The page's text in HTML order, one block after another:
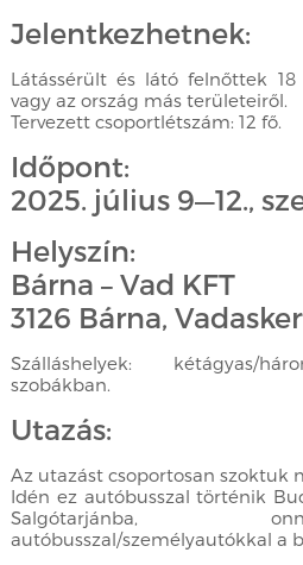
Jelentkezhetnek:
Látássérült és látó felnőttek
vagy az ország más területeiről.
Tervezett csoportlétszám: 12 fő.
Időpont:
2025. július 9—12.,
Helyszín:
Bárna – Vad KFT
3126 Bárna,
Szálláshelyek: kétágyas/
szobákban.
Utazás:
Az utazást csoportosan szoktuk
Idén ez autóbusszal történik
Salgótarjánba,
autóbusszal/személyautókkal a